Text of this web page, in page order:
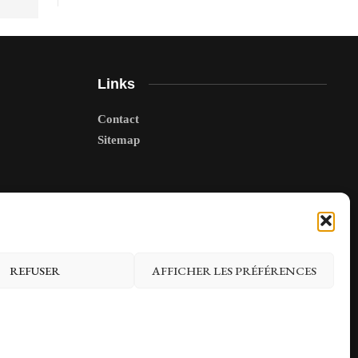
REFUSER AFFICHER LES PRÉFÉRENCES
Links
Contact
Sitemap